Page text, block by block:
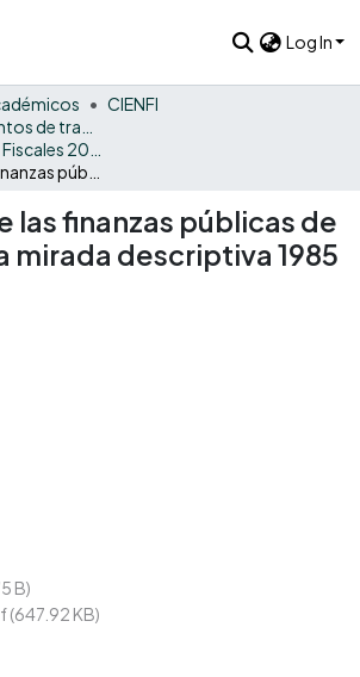
Log In
CIENFI
las finanzas públicas de
mirada descriptiva 1985
B)
(647.92 KB)